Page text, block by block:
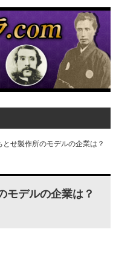
とせ製作所のモデルの企業は？
モデルの企業は？